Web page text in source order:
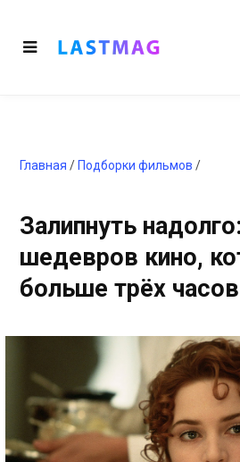
Главная / Подборки фильмов /
Залипнуть
шедевров кино,
больше трёх часов